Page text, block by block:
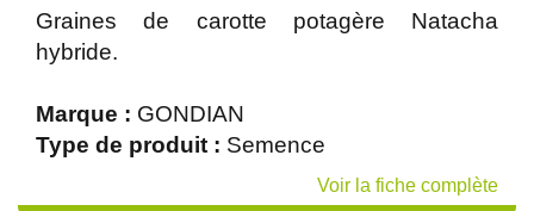
Graines de carotte potagère Natacha
hybride.
Marque : GONDIAN
Type de produit : Semence
Voir la fiche complète